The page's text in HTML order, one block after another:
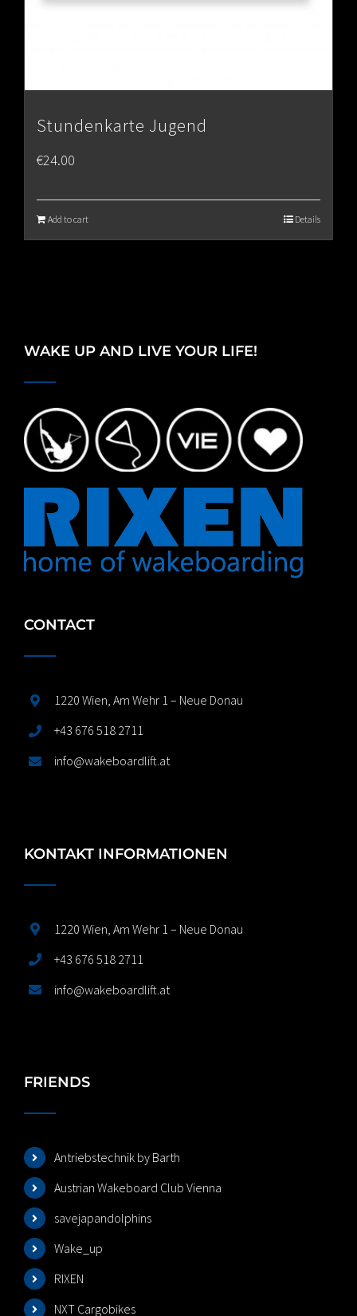
Stundenkarte Jugend
€24.00
Add to cart Details
WAKE UP AND LIVE YOUR LIFE!
CONTACT
1220 Wien, Am Wehr 1 – Neue Donau
+43 676 518 2711
info@wakeboardlift.at
KONTAKT INFORMATIONEN
1220 Wien, Am Wehr 1 – Neue Donau
+43 676 518 2711
info@wakeboardlift.at
FRIENDS
Antriebstechnik by Barth
Austrian Wakeboard Club Vienna
savejapandolphins
Wake_up
RIXEN
NXT Cargobikes